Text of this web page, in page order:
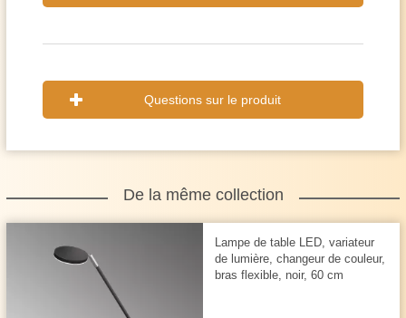
Questions sur le produit
De la même collection
Lampe de table LED, variateur
de lumière, changeur de couleur,
bras flexible, noir, 60 cm